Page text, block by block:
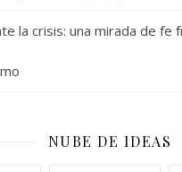
la crisis: una mirada de fe
NUBE DE IDEAS